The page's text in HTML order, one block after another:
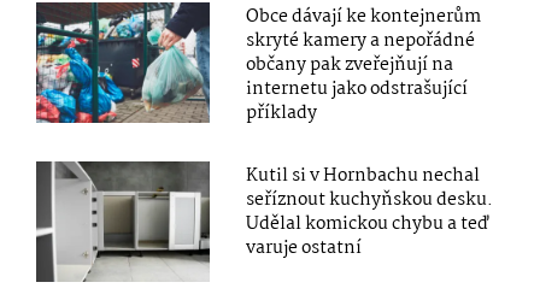
Obce dávají ke kontejnerům
skryté kamery a nepořádné
občany pak zveřejňují na
internetu jako odstrašující
příklady
Kutil si v Hornbachu nechal
seříznout kuchyňskou desku.
Udělal komickou chybu a teď
varuje ostatní